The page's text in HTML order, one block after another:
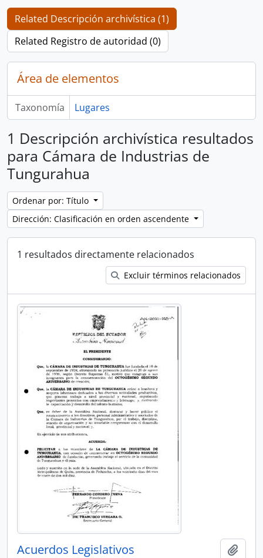
Related Descripción archivística (1)
Related Registro de autoridad (0)
Área de elementos
Taxonomía Lugares
1 Descripción archivística resultados
para Cámara de Industrias de
Tungurahua
Ordenar por: Título
Dirección: Clasificación en orden ascendente
1 resultados directamente relacionados
Excluir términos relacionados
Acuerdos Legislativos